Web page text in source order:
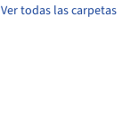
Ver todas las carpetas